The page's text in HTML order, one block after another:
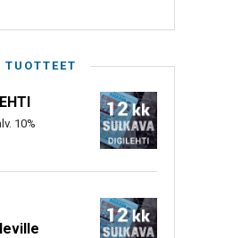
TUOTTEET
10%